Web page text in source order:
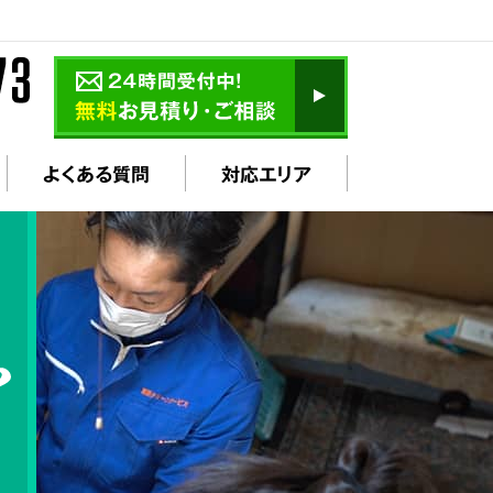
よくある質問 対応エリア